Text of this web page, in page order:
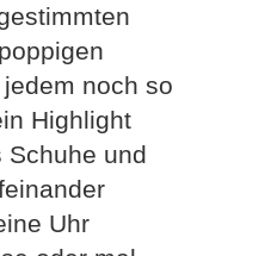
noch so
Highlight
Schuhe und
Uhr